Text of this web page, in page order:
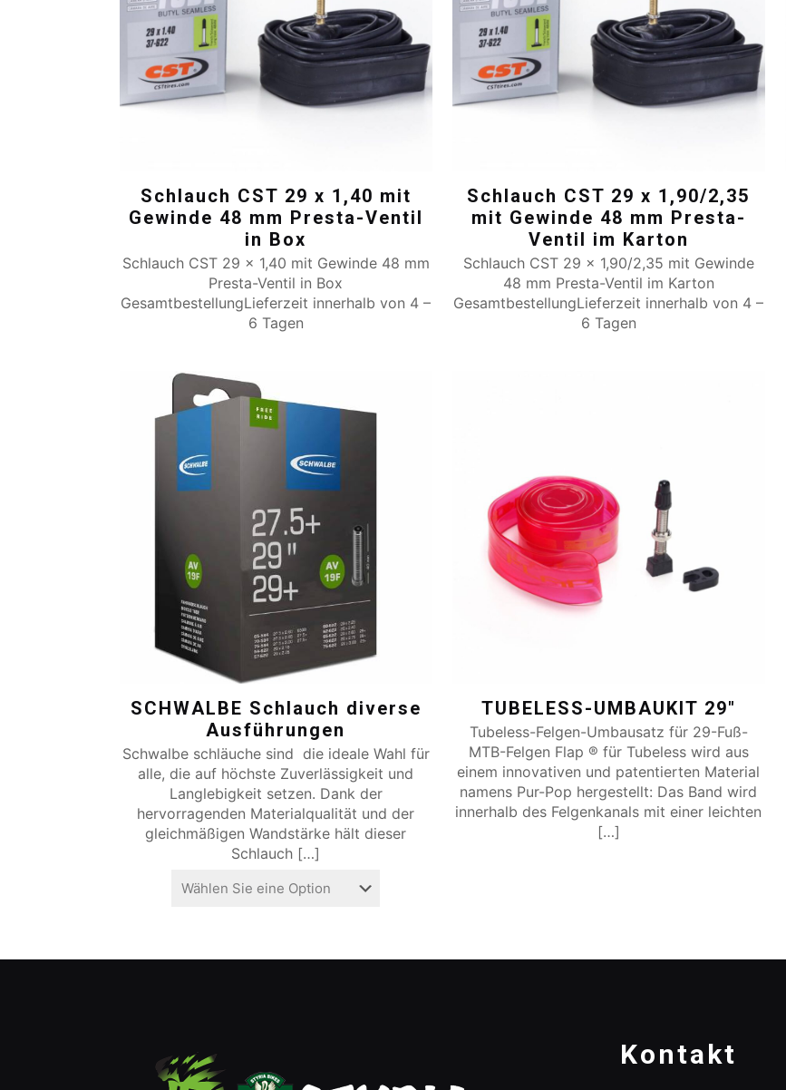
Schlauch CST 29 x 1,40 mit
Gewinde 48 mm Presta-Ventil
in Box
Schlauch CST 29 x 1,40 mit Gewinde 48 mm
Presta-Ventil in Box
GesamtbestellungLieferzeit innerhalb von 4 –
6 Tagen
Schlauch CST 29 x 1,90/2,35
mit Gewinde 48 mm Presta-
Ventil im Karton
Schlauch CST 29 x 1,90/2,35 mit Gewinde
48 mm Presta-Ventil im Karton
GesamtbestellungLieferzeit innerhalb von 4 –
6 Tagen
SCHWALBE Schlauch diverse
Ausführungen
Schwalbe schläuche sind die ideale Wahl für
alle, die auf höchste Zuverlässigkeit und
Langlebigkeit setzen. Dank der
hervorragenden Materialqualität und der
gleichmäßigen Wandstärke hält dieser
Schlauch […]
TUBELESS-UMBAUKIT 29″
Tubeless-Felgen-Umbausatz für 29-Fuß-
MTB-Felgen Flap ® für Tubeless wird aus
einem innovativen und patentierten Material
namens Pur-Pop hergestellt: Das Band wird
innerhalb des Felgenkanals mit einer leichten
[…]
Kontakt